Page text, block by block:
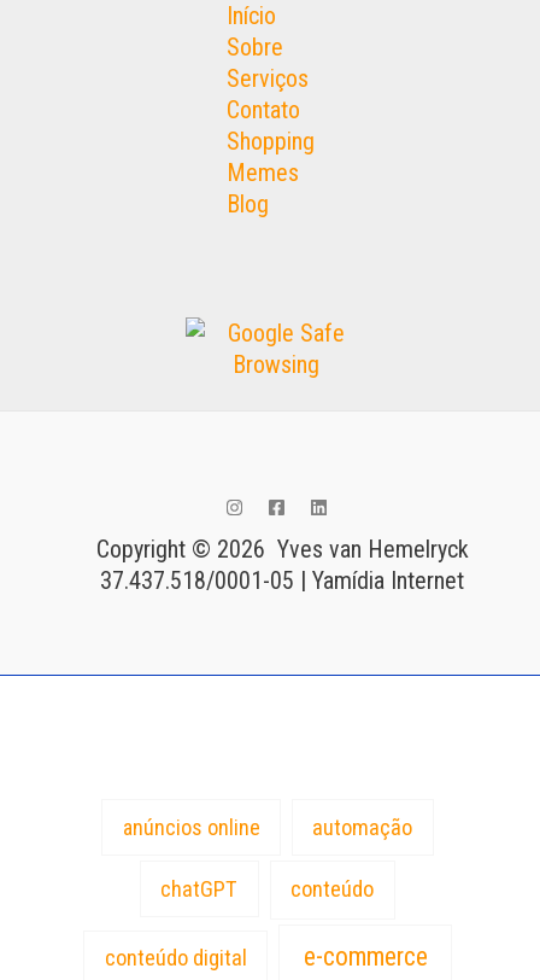
Início
Sobre
Serviços
Contato
Shopping
Memes
Blog
Copyright © 2026 Yves van Hemelryck
37.437.518/0001-05 | Yamídia Internet
anúncios online automação
chatGPT conteúdo
conteúdo digital e-commerce